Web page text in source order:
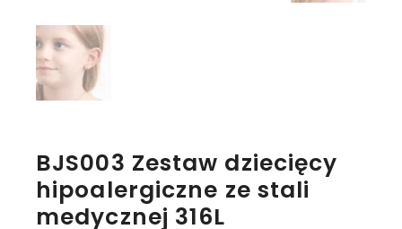
BJS003 Zestaw dziecięcy
hipoalergiczne ze stali
medycznej 316L